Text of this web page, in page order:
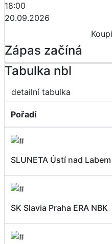
18:00
20.09.2026
Zápas začíná
Tabulka nbl
detailní tabulka
Pořadí
SLUNETA Ústí nad Labem
SK Slavia Praha ERA NBK